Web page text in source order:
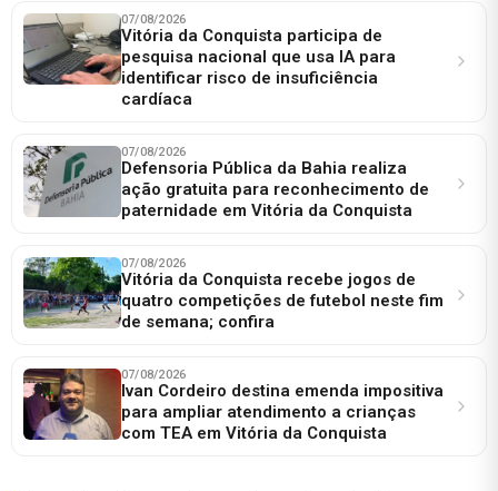
07/08/2026
Vitória da Conquista participa de
pesquisa nacional que usa IA para
identificar risco de insuficiência
cardíaca
07/08/2026
Defensoria Pública da Bahia realiza
ação gratuita para reconhecimento de
paternidade em Vitória da Conquista
07/08/2026
Vitória da Conquista recebe jogos de
quatro competições de futebol neste fim
de semana; confira
07/08/2026
Ivan Cordeiro destina emenda impositiva
para ampliar atendimento a crianças
com TEA em Vitória da Conquista